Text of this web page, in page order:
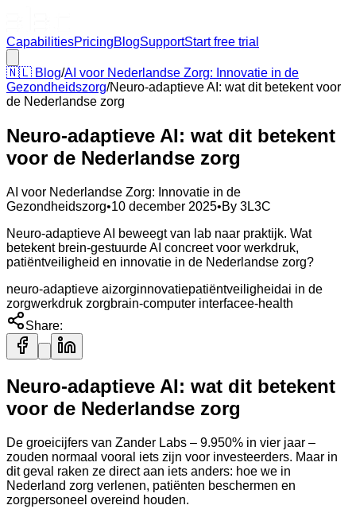
CapabilitiesPricingBlogSupportStart free trial
🇳🇱 Blog/AI voor Nederlandse Zorg: Innovatie in de
Gezondheidszorg/Neuro-adaptieve AI: wat dit betekent voor
de Nederlandse zorg
Neuro-adaptieve AI: wat dit betekent
voor de Nederlandse zorg
AI voor Nederlandse Zorg: Innovatie in de
Gezondheidszorg•10 december 2025•By 3L3C
Neuro-adaptieve AI beweegt van lab naar praktijk. Wat
betekent brein-gestuurde AI concreet voor werkdruk,
patiëntveiligheid en innovatie in de Nederlandse zorg?
neuro-adaptieve aizorginnovatiepatiëntveiligheidai in de
zorgwerkdruk zorgbrain-computer interfacee-health
Share:
Neuro-adaptieve AI: wat dit betekent
voor de Nederlandse zorg
De groeicijfers van Zander Labs – 9.950% in vier jaar –
zouden normaal vooral iets zijn voor investeerders. Maar in
dit geval raken ze direct aan iets anders: hoe we in
Nederland zorg verlenen, patiënten beschermen en
zorgpersoneel overeind houden.